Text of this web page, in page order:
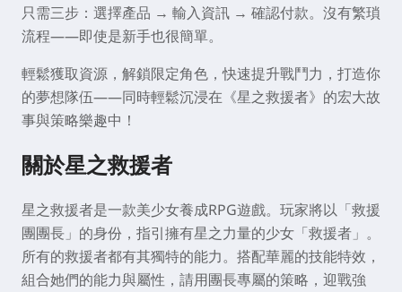
只需三步：選擇產品 → 輸入資訊 → 確認付款。沒有繁瑣
流程——即使是新手也很簡單。
輕鬆獲取資源，解鎖限定角色，快速提升戰鬥力，打造你
的夢想隊伍——同時輕鬆沉浸在《星之救援者》的宏大故
事與策略樂趣中！
關於星之救援者
星之救援者是一款美少女養成RPG遊戲。玩家將以「救援
團團長」的身份，指引擁有星之力量的少女「救援者」。
所有的救援者都有其獨特的能力。搭配華麗的技能特效，
組合她們的能力與屬性，請用團長專屬的策略，迎戰強